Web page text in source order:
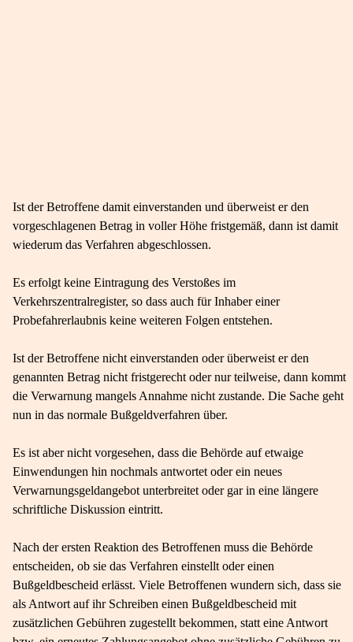
Ist der Betroffene damit einverstanden und überweist er den
vorgeschlagenen Betrag in voller Höhe fristgemäß, dann ist damit
wiederum das Verfahren abgeschlossen.
Es erfolgt keine Eintragung des Verstoßes im
Verkehrszentralregister, so dass auch für Inhaber einer
Probefahrerlaubnis keine weiteren Folgen entstehen.
Ist der Betroffene nicht einverstanden oder überweist er den
genannten Betrag nicht fristgerecht oder nur teilweise, dann kommt
die Verwarnung mangels Annahme nicht zustande. Die Sache geht
nun in das normale Bußgeldverfahren über.
Es ist aber nicht vorgesehen, dass die Behörde auf etwaige
Einwendungen hin nochmals antwortet oder ein neues
Verwarnungsgeldangebot unterbreitet oder gar in eine längere
schriftliche Diskussion eintritt.
Nach der ersten Reaktion des Betroffenen muss die Behörde
entscheiden, ob sie das Verfahren einstellt oder einen
Bußgeldbescheid erlässt. Viele Betroffenen wundern sich, dass sie
als Antwort auf ihr Schreiben einen Bußgeldbescheid mit
zusätzlichen Gebühren zugestellt bekommen, statt eine Antwort